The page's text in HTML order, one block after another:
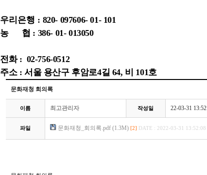
우리은행 : 820- 097606- 01- 101
농 협 : 386- 01- 013050
전화 : 02-756-0512
주소 : 서울 용산구 후암로4길 64, 비 101호
문화재청 회의록
이름 최고관리자 작성일 22-03-31 13:52
파일 문화재청_회의록.pdf (1.3M) [2] DATE : 2022-03-31 13:52:08